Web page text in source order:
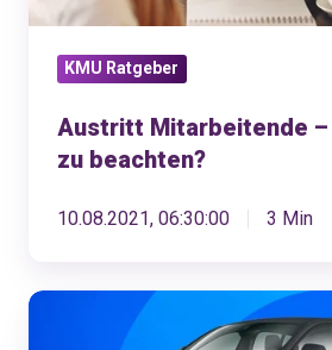
beachten?
KMU Ratgeber
Austritt Mitarbeitende
zu beachten?
10.08.2021, 06:30:00 3 Min
Was